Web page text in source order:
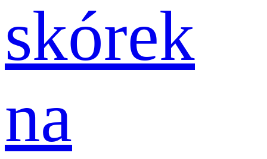
skórek
na